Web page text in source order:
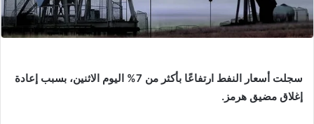
سجلت أسعار النفط ارتفاعًا بأكثر من 7% اليوم الاثنين، بسبب إعادة
إغلاق مضيق هرمز.